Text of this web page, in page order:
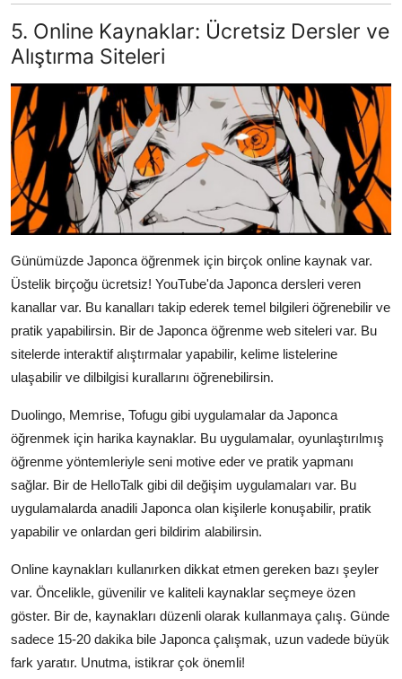
5. Online Kaynaklar: Ücretsiz Dersler ve
Alıştırma Siteleri
Günümüzde Japonca öğrenmek için birçok online kaynak var.
Üstelik birçoğu ücretsiz! YouTube'da Japonca dersleri veren
kanallar var. Bu kanalları takip ederek temel bilgileri öğrenebilir ve
pratik yapabilirsin. Bir de Japonca öğrenme web siteleri var. Bu
sitelerde interaktif alıştırmalar yapabilir, kelime listelerine
ulaşabilir ve dilbilgisi kurallarını öğrenebilirsin.
Duolingo, Memrise, Tofugu gibi uygulamalar da Japonca
öğrenmek için harika kaynaklar. Bu uygulamalar, oyunlaştırılmış
öğrenme yöntemleriyle seni motive eder ve pratik yapmanı
sağlar. Bir de HelloTalk gibi dil değişim uygulamaları var. Bu
uygulamalarda anadili Japonca olan kişilerle konuşabilir, pratik
yapabilir ve onlardan geri bildirim alabilirsin.
Online kaynakları kullanırken dikkat etmen gereken bazı şeyler
var. Öncelikle, güvenilir ve kaliteli kaynaklar seçmeye özen
göster. Bir de, kaynakları düzenli olarak kullanmaya çalış. Günde
sadece 15-20 dakika bile Japonca çalışmak, uzun vadede büyük
fark yaratır. Unutma, istikrar çok önemli!